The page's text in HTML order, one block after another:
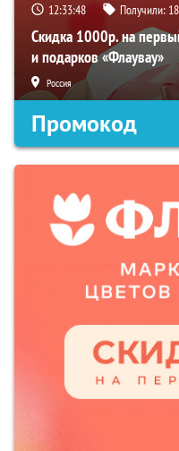
12:33:47 Получили: 18
Скидка 1000р. на
и подарков «Флаувау»
Россия
Промокод